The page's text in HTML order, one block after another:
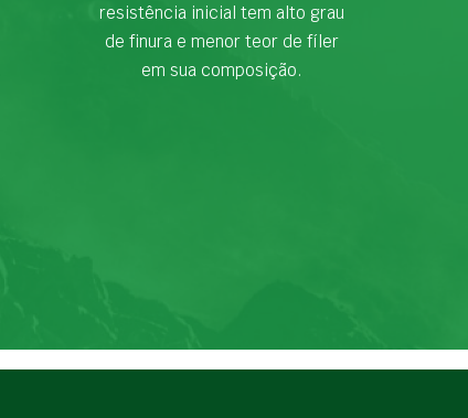
resistência inicial tem alto grau
de finura e menor teor de fíler
em sua composição.